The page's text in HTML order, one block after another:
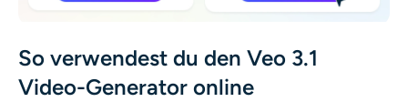
So verwendest du den Veo 3.1
Video-Generator online